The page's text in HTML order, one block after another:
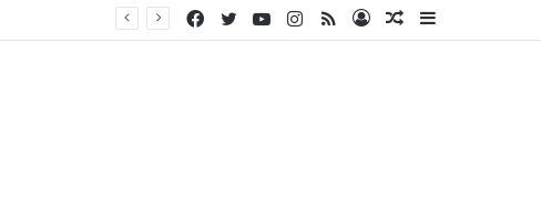
önemli talep
Kenar
Rastgele
Kayıt
RSS
Instagram
YouTube
Twitter
Facebook